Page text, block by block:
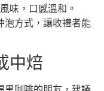
味，口感溫和。
泡方式，讓收禮者能
中焙